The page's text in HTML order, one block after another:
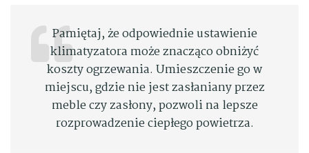
Pamiętaj, że odpowiednie ustawienie
klimatyzatora może znacząco obniżyć
koszty ogrzewania. Umieszczenie go w
miejscu, gdzie nie jest zasłaniany przez
meble czy zasłony, pozwoli na lepsze
rozprowadzenie ciepłego powietrza.